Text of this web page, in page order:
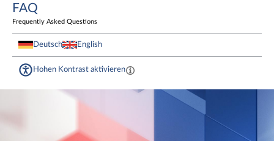
FAQ
Frequently Asked Questions
Deutsch English
Hohen Kontrast aktivieren